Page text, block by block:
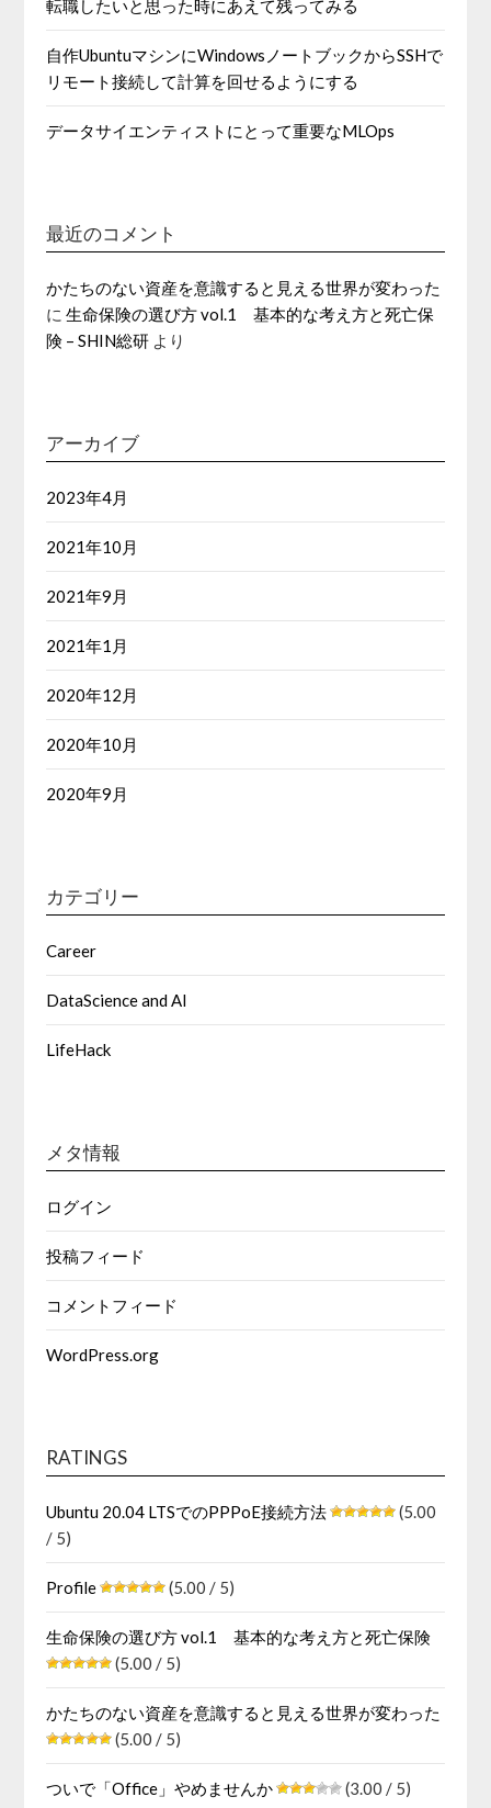
転職したいと思った時にあえて残ってみる
自作UbuntuマシンにWindowsノートブックからSSHで
リモート接続して計算を回せるようにする
データサイエンティストにとって重要なMLOps
最近のコメント
かたちのない資産を意識すると見える世界が変わった
に生命保険の選び方 vol.1 基本的な考え方と死亡保
険 – SHIN総研 より
アーカイブ
2023年4月
2021年10月
2021年9月
2021年1月
2020年12月
2020年10月
2020年9月
カテゴリー
Career
DataScience and AI
LifeHack
メタ情報
ログイン
投稿フィード
コメントフィード
WordPress.org
RATINGS
Ubuntu 20.04 LTSでのPPPoE接続方法
(5.00
/ 5)
Profile (5.00 / 5)
生命保険の選び方 vol.1 基本的な考え方と死亡保険
(5.00 / 5)
かたちのない資産を意識すると見える世界が変わった
(5.00 / 5)
ついで「Office」やめませんか (3.00 / 5)